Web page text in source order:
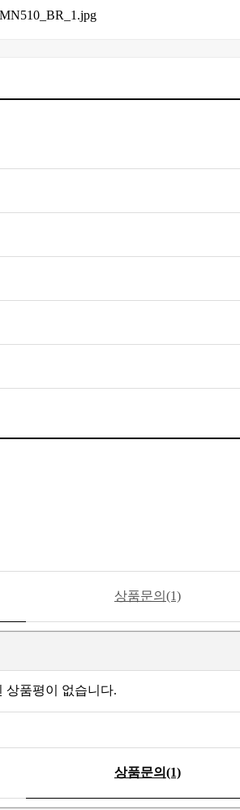
상품문의(1)
상품평이 없습니다.
상품문의(1)